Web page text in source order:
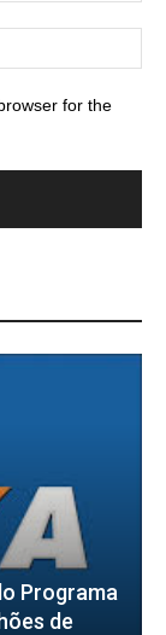
for the
Programa
de